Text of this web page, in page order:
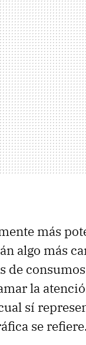
más
algo más
de
la
sí
se refiere.